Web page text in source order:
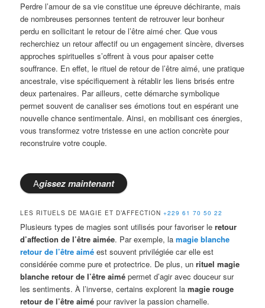
Perdre l’amour de sa vie constitue une épreuve déchirante, mais
de nombreuses personnes tentent de retrouver leur bonheur
perdu en sollicitant le retour de l’être aimé cher. Que vous
recherchiez un retour affectif ou un engagement sincère, diverses
approches spirituelles s’offrent à vous pour apaiser cette
souffrance. En effet, le rituel de retour de l’être aimé, une pratique
ancestrale, vise spécifiquement à rétablir les liens brisés entre
deux partenaires. Par ailleurs, cette démarche symbolique
permet souvent de canaliser ses émotions tout en espérant une
nouvelle chance sentimentale. Ainsi, en mobilisant ces énergies,
vous transformez votre tristesse en une action concrète pour
reconstruire votre couple.
Agissezmaintenant
LES RITUELS DE MAGIE ET D’AFFECTION+229 61 70 50 22
Plusieurs types de magies sont utilisés pour favoriser leretour
d’affection de l’être aimée. Par exemple, lamagie blanche
retour de l’être aimé est souvent privilégiée car elle est
considérée comme pure et protectrice. De plus, unrituel magie
blanche retour de l’être aimé permet d’agir avec douceur sur
les sentiments. À l’inverse, certains explorent lamagie rouge
retour de l’être aimé pour raviver la passion charnelle.